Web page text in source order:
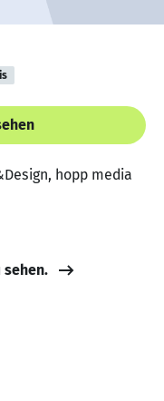
hopp media
sehen.